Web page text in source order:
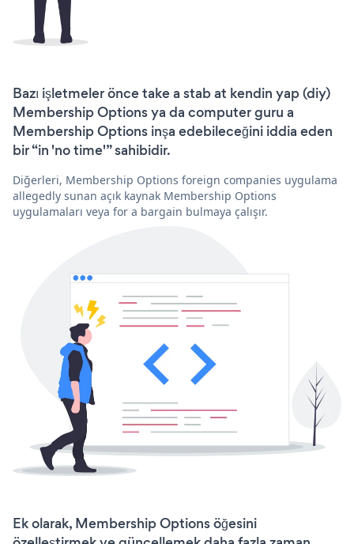
Bazı işletmeler önce take a stab at kendin yap (diy)
Membership Options ya da computer guru a
Membership Options inşa edebileceğini iddia eden
bir “in 'no time'” sahibidir.
Diğerleri, Membership Options foreign companies uygulama
allegedly sunan açık kaynak Membership Options
uygulamaları veya for a bargain bulmaya çalışır.
Ek olarak, Membership Options öğesini